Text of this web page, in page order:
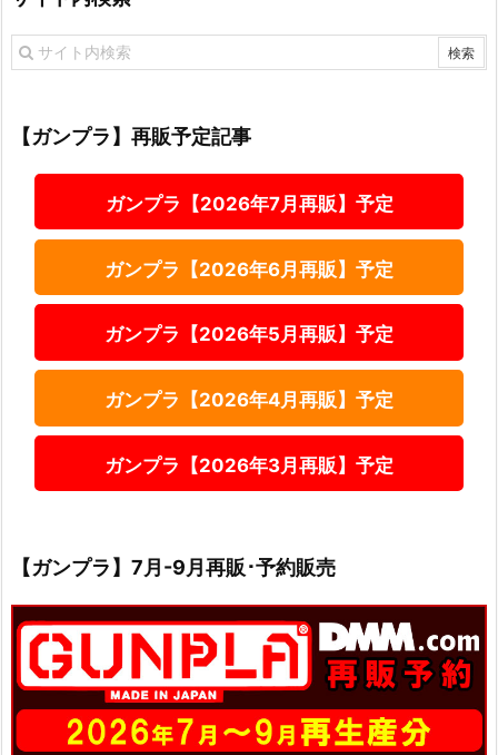
【ガンプラ】再販予定記事
ガンプラ【2026年7月再販】予定
ガンプラ【2026年6月再販】予定
ガンプラ【2026年5月再販】予定
ガンプラ【2026年4月再販】予定
ガンプラ【2026年3月再販】予定
【ガンプラ】7月-9月再販･予約販売